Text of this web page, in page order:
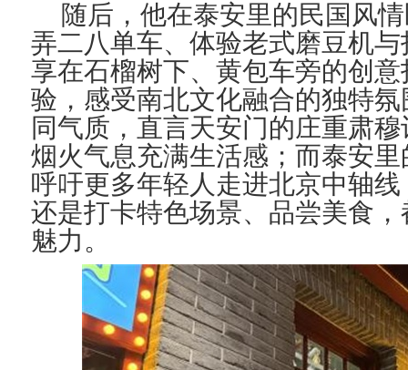
随后，他在泰安里的民国风
弄二八单车、体验老式磨豆机
享在石榴树下、黄包车旁的创
验，感受南北文化融合的独特
同气质，直言天安门的庄重肃
烟火气息充满生活感 ； 而泰安
呼吁更多年轻人走进北京中轴
还是打卡特色场景、品尝美食
魅力。